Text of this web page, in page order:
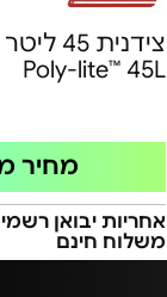
Poly-lite™ 45L
מחיר
אחריות יבואן רשמי
משלוח חינם